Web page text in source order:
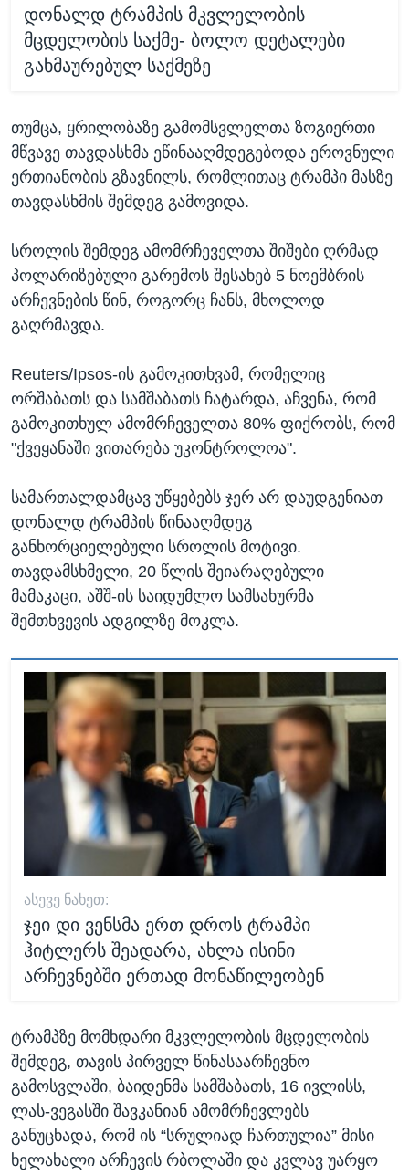
დონალდ ტრამპის მკვლელობის
მცდელობის საქმე- ბოლო დეტალები
გახმაურებულ საქმეზე
თუმცა, ყრილობაზე გამომსვლელთა ზოგიერთი
მწვავე თავდასხმა ეწინააღმდეგებოდა ეროვნული
ერთიანობის გზავნილს, რომლითაც ტრამპი მასზე
თავდასხმის შემდეგ გამოვიდა.
სროლის შემდეგ ამომრჩეველთა შიშები ღრმად
პოლარიზებული გარემოს შესახებ 5 ნოემბრის
არჩევნების წინ, როგორც ჩანს, მხოლოდ
გაღრმავდა.
Reuters/Ipsos-ის გამოკითხვამ, რომელიც
ორშაბათს და სამშაბათს ჩატარდა, აჩვენა, რომ
გამოკითხულ ამომრჩეველთა 80% ფიქრობს, რომ
"ქვეყანაში ვითარება უკონტროლოა".
სამართალდამცავ უწყებებს ჯერ არ დაუდგენიათ
დონალდ ტრამპის წინააღმდეგ
განხორციელებული სროლის მოტივი.
თავდამსხმელი, 20 წლის შეიარაღებული
მამაკაცი, აშშ-ის საიდუმლო სამსახურმა
შემთხვევის ადგილზე მოკლა.
ᲐᲡᲔᲕᲔ ᲜᲐᲮᲔᲗ:
ჯეი დი ვენსმა ერთ დროს ტრამპი
ჰიტლერს შეადარა, ახლა ისინი
არჩევნებში ერთად მონაწილეობენ
ტრამპზე მომხდარი მკვლელობის მცდელობის
შემდეგ, თავის პირველ წინასაარჩევნო
გამოსვლაში, ბაიდენმა სამშაბათს, 16 ივლისს,
ლას-ვეგასში შავკანიან ამომრჩევლებს
განუცხადა, რომ ის “სრულიად ჩართულია” მისი
ხელახალი არჩევის რბოლაში და კვლავ უარყო